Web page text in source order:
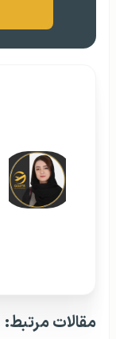
مقالات مرتبط: